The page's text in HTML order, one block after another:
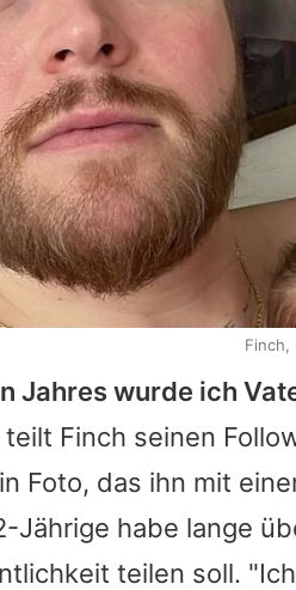
Jahres wurde ich
teilt Finch seinen
Foto, das ihn mit
Jährige habe lange
teilen soll.
Finch,